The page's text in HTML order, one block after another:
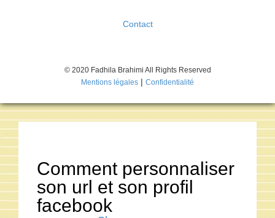
Contact
© 2020 Fadhila Brahimi All Rights Reserved
Mentions légales | Confidentialité
Comment personnaliser
son url et son profil
facebook